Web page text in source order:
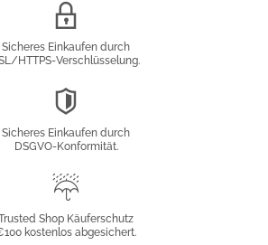
Sicheres Einkaufen durch
HTTPS-Verschlüsselung.
Sicheres Einkaufen durch
DSGVO-Konformität.
Käuferschutz
Shop Käuferschutz
kostenlos abgesichert.